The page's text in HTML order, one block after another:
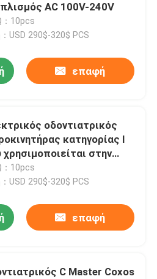
AC 100V-240V
：10pcs
USD 290$-320$ PCS
επαφή
οδοντιατρικός
κατηγορίας Ι
χρησιμοποιείται στην
120W
：10pcs
USD 290$-320$ PCS
επαφή
C Master Coxos